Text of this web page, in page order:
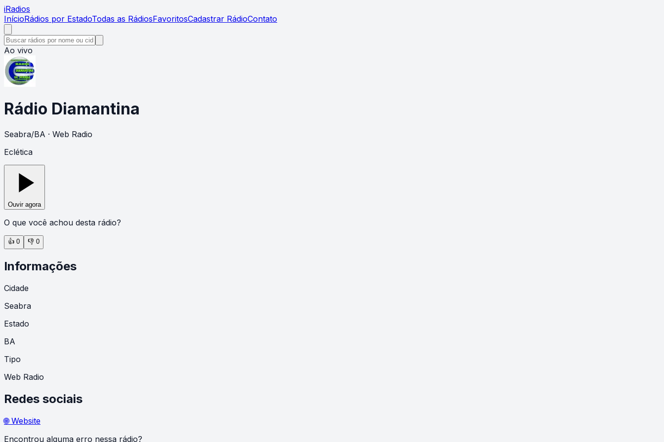
iRadios
InícioRádios por EstadoTodas as RádiosFavoritosCadastrar RádioContato
Ao vivo
Rádio Diamantina
Seabra/BA · Web Radio
Eclética
Ouvir agora
O que você achou desta rádio?
👍 0 👎 0
Informações
Cidade
Seabra
Estado
BA
Tipo
Web Radio
Redes sociais
🌐 Website
Encontrou alguma erro nessa rádio?